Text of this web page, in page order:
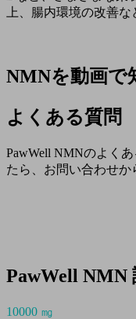
上、腸内環境の改善
NMNを動画で
よくある質問
PawWell NMNのよく
たら、お問い合わせか
PawWell NMN
10000 ㎎